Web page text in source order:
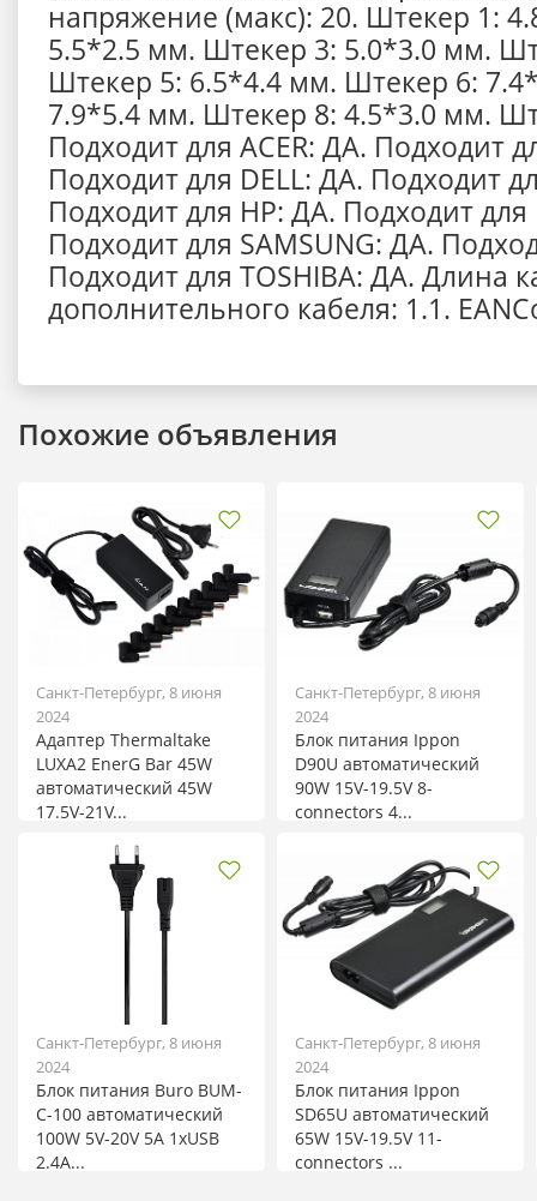
напряжение (макс): 20. Штекер 1:
5.5*2.5 мм. Штекер 3: 5.0*3.0 мм.
Штекер 5: 6.5*4.4 мм. Штекер 6:
7.9*5.4 мм. Штекер 8: 4.5*3.0 мм.
Подходит для ACER: ДА. Подходит
Подходит для DELL: ДА. Подходит
Подходит для HP: ДА. Подходит для
Подходит для SAMSUNG: ДА.
Подходит для TOSHIBA: ДА. Длина
дополнительного кабеля: 1.1.
Похожие объявления
Санкт-Петербург, 8 июня
2024
Адаптер Thermaltake
LUXA2 EnerG Bar 45W
автоматический 45W
17.5V-21V...
Санкт-Петербург, 8 июня
2024
Блок питания Ippon
D90U автоматический
90W 15V-19.5V 8-
connectors 4...
Санкт-Петербург, 8 июня
2024
Блок питания Buro BUM-
С-100 автоматический
100W 5V-20V 5A 1xUSB
2.4A...
Санкт-Петербург, 8 июня
2024
Блок питания Ippon
SD65U автоматический
65W 15V-19.5V 11-
connectors ...